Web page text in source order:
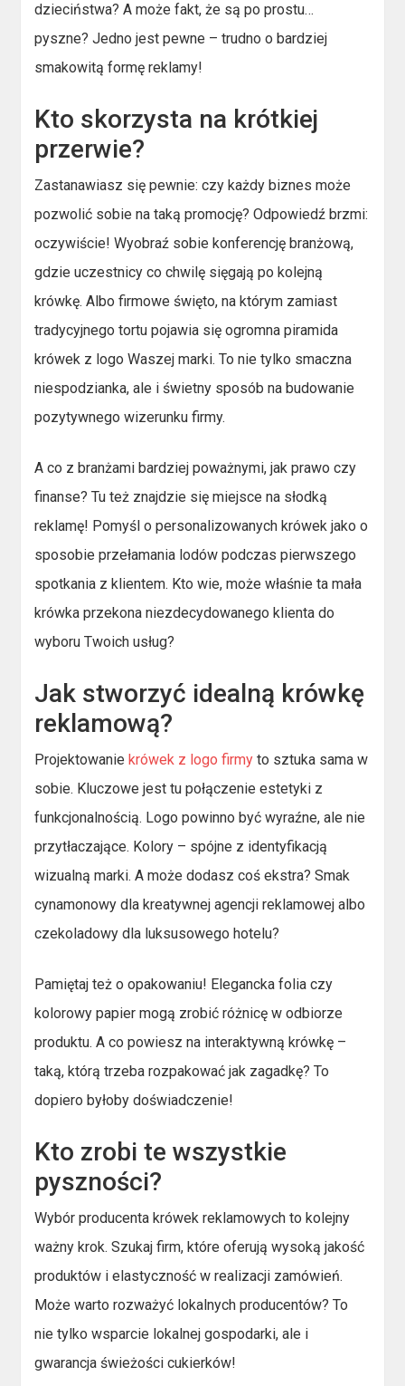
dzieciństwa? A może fakt, że są po prostu…
pyszne? Jedno jest pewne – trudno o bardziej
smakowitą formę reklamy!
Kto skorzysta na krótkiej
przerwie?
Zastanawiasz się pewnie: czy każdy biznes może
pozwolić sobie na taką promocję? Odpowiedź brzmi:
oczywiście! Wyobraź sobie konferencję branżową,
gdzie uczestnicy co chwilę sięgają po kolejną
krówkę. Albo firmowe święto, na którym zamiast
tradycyjnego tortu pojawia się ogromna piramida
krówek z logo Waszej marki. To nie tylko smaczna
niespodzianka, ale i świetny sposób na budowanie
pozytywnego wizerunku firmy.
A co z branżami bardziej poważnymi, jak prawo czy
finanse? Tu też znajdzie się miejsce na słodką
reklamę! Pomyśl o personalizowanych krówek jako o
sposobie przełamania lodów podczas pierwszego
spotkania z klientem. Kto wie, może właśnie ta mała
krówka przekona niezdecydowanego klienta do
wyboru Twoich usług?
Jak stworzyć idealną krówkę
reklamową?
Projektowanie krówek z logo firmy to sztuka sama w
sobie. Kluczowe jest tu połączenie estetyki z
funkcjonalnością. Logo powinno być wyraźne, ale nie
przytłaczające. Kolory – spójne z identyfikacją
wizualną marki. A może dodasz coś ekstra? Smak
cynamonowy dla kreatywnej agencji reklamowej albo
czekoladowy dla luksusowego hotelu?
Pamiętaj też o opakowaniu! Elegancka folia czy
kolorowy papier mogą zrobić różnicę w odbiorze
produktu. A co powiesz na interaktywną krówkę –
taką, którą trzeba rozpakować jak zagadkę? To
dopiero byłoby doświadczenie!
Kto zrobi te wszystkie
pyszności?
Wybór producenta krówek reklamowych to kolejny
ważny krok. Szukaj firm, które oferują wysoką jakość
produktów i elastyczność w realizacji zamówień.
Może warto rozważyć lokalnych producentów? To
nie tylko wsparcie lokalnej gospodarki, ale i
gwarancja świeżości cukierków!